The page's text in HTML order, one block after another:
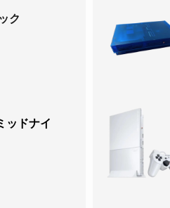
ク
ドナイ